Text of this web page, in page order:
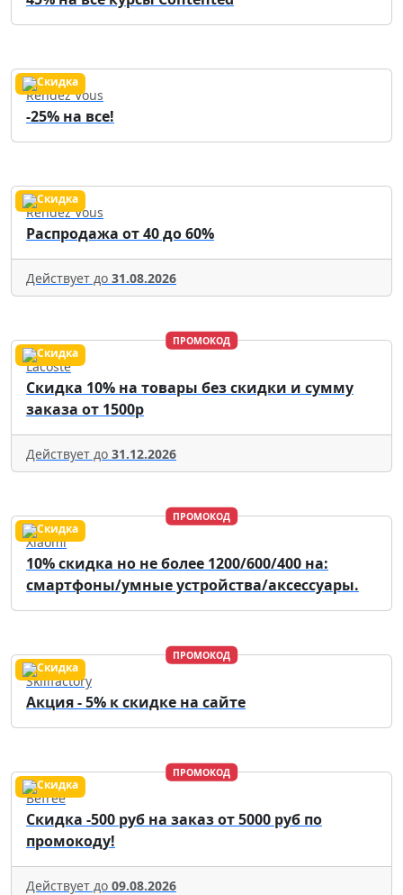
Rendez Vous
-25% на все!
Rendez Vous
Распродажа от 40 до 60%
Действует до 31.08.2026
ПРОМОКОД
Lacoste
Скидка 10% на товары без скидки и сумму
заказа от 1500р
Действует до 31.12.2026
ПРОМОКОД
Xiaomi
10% скидка но не более 1200/600/400 на:
смартфоны/умные устройства/аксессуары.
ПРОМОКОД
Skillfactory
Акция - 5% к скидке на сайте
ПРОМОКОД
Befree
Скидка -500 руб на заказ от 5000 руб по
промокоду!
Действует до 09.08.2026